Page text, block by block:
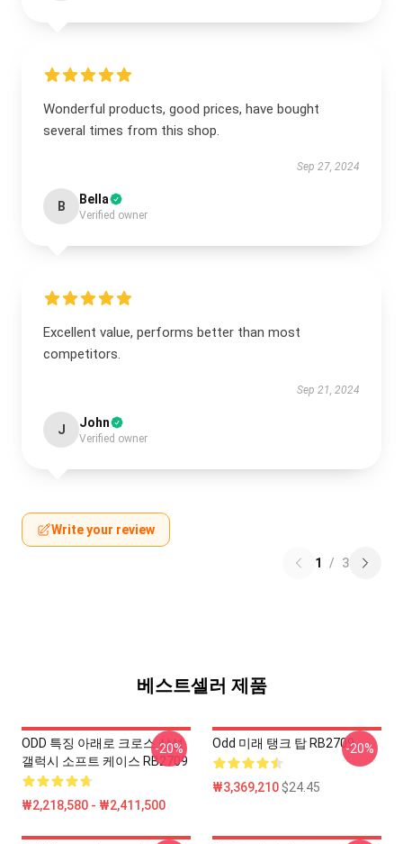
Wonderful products, good prices, have bought
several times from this shop.
Sep 27, 2024
B Bella
Verified owner
Excellent value, performs better than most
competitors.
Sep 21, 2024
J John
Verified owner
Write your review
1 / 3
베스트셀러 제품
ODD 특징 아래로 크로스 삼성
갤럭시 소프트 케이스 RB2709
₩2,218,580 - ₩2,411,500
-20% Odd 미래 탱크 탑 RB2709
₩3,369,210$24.45
-20%